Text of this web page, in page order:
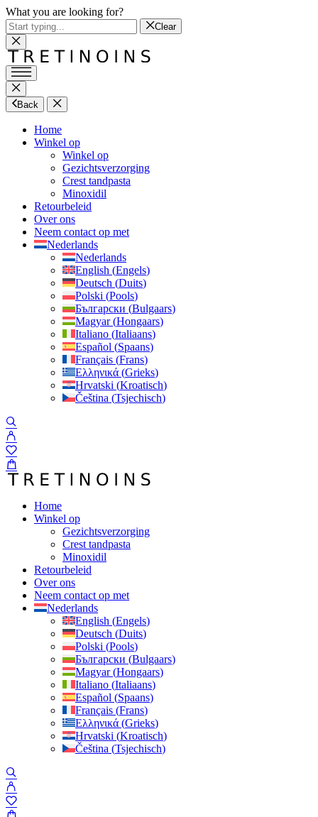
What you are looking for?
Clear
Back
Home
Winkel op
Winkel op
Gezichtsverzorging
Crest tandpasta
Minoxidil
Retourbeleid
Over ons
Neem contact op met
Nederlands
Nederlands
English (Engels)
Deutsch (Duits)
Polski (Pools)
Български (Bulgaars)
Magyar(Hongaars)
Italiano (Italiaans)
Español (Spaans)
Français (Frans)
Ελληνικά (Grieks)
Hrvatski (Kroatisch)
Čeština (Tsjechisch)
Home
Winkel op
Gezichtsverzorging
Crest tandpasta
Minoxidil
Retourbeleid
Over ons
Neem contact op met
Nederlands
English (Engels)
Deutsch (Duits)
Polski (Pools)
Български (Bulgaars)
Magyar(Hongaars)
Italiano (Italiaans)
Español (Spaans)
Français (Frans)
Ελληνικά (Grieks)
Hrvatski (Kroatisch)
Čeština (Tsjechisch)